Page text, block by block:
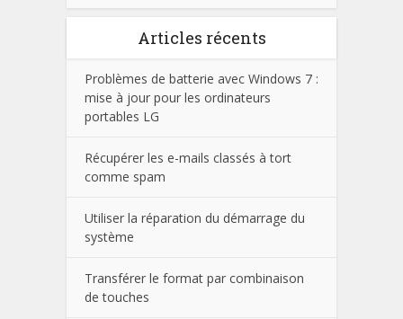
Articles récents
Problèmes de batterie avec Windows 7 :
mise à jour pour les ordinateurs
portables LG
Récupérer les e-mails classés à tort
comme spam
Utiliser la réparation du démarrage du
système
Transférer le format par combinaison
de touches